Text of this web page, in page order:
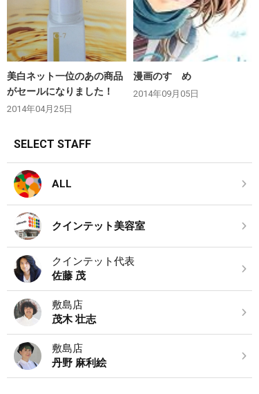
美白ネット一位のあの商品
がセールになりました！
2014年04月25日
漫画のすゝめ
2014年09月05日
SELECT STAFF
ALL
クインテット美容室
クインテット代表
佐藤 茂
敷島店
茂木 壮志
敷島店
丹野 麻利絵